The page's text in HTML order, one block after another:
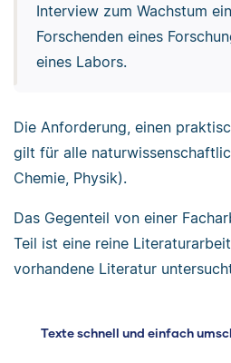
Interview zum Wachstum
Forschenden eines
eines Labors.
Die Anforderung, einen
gilt für alle
Chemie, Physik).
Das Gegenteil von einer
Teil ist eine reine
vorhandene Literatur
Texte schnell und einfach